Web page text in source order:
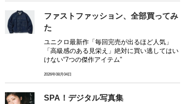
ファストファッション、全部買ってみ
た
ユニクロ最新作「毎回完売が出るほど人気」
「高級感のある見栄え」絶対に買い逃してはい
けない“7つの傑作アイテム”
2026年08月04日
SPA！デジタル写真集